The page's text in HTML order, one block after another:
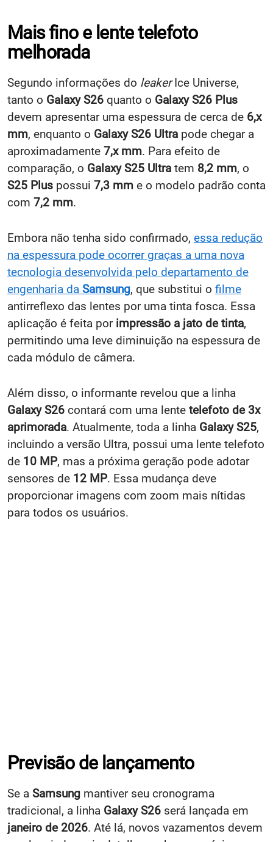
Mais fino e lente telefoto
melhorada
Segundo informações do leakerIce Universe,
tanto o Galaxy S26 quanto o Galaxy S26 Plus
devem apresentar uma espessura de cerca de 6,x
mm, enquanto o Galaxy S26 Ultra pode chegar a
aproximadamente 7,x mm. Para efeito de
comparação, o Galaxy S25 Ultra tem 8,2 mm, o
S25 Plus possui 7,3 mm e o modelo padrão conta
com 7,2 mm.
Embora não tenha sido confirmado, essa redução
na espessura pode ocorrer graças a uma nova
tecnologia desenvolvida pelo departamento de
engenharia da Samsung, que substitui o filme
antirreflexo das lentes por uma tinta fosca. Essa
aplicação é feita por impressão a jato de tinta,
permitindo uma leve diminuição na espessura de
cada módulo de câmera.
Além disso, o informante revelou que a linha
Galaxy S26 contará com uma lente telefoto de 3x
aprimorada. Atualmente, toda a linha Galaxy S25,
incluindo a versão Ultra, possui uma lente telefoto
de 10 MP, mas a próxima geração pode adotar
sensores de 12 MP. Essa mudança deve
proporcionar imagens com zoom mais nítidas
para todos os usuários.
Previsão de lançamento
Se a Samsung mantiver seu cronograma
tradicional, a linha Galaxy S26 será lançada em
janeiro de 2026. Até lá, novos vazamentos devem